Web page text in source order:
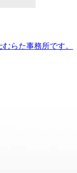
らた事務所です。